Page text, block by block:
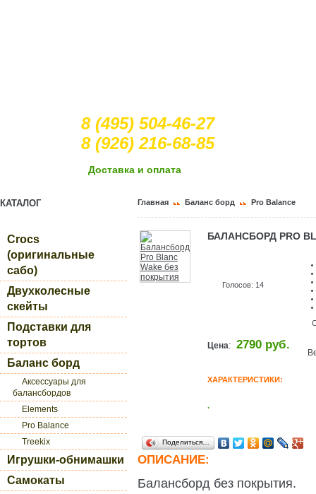
8 (495) 504-46-27
8 (926) 216-68-85
Доcтавка и оплата
КАТАЛОГ
Crocs
(оригинальные
сабо)
Двухколесные
скейты
Подставки для
тортов
Баланс борд
Аксессуары для
балансбордов
Elements
Pro Balance
Treekix
Игрушки-обнимашки
Самокаты
Главная Баланс борд Pro Balance
БАЛАНСБОРД PRO
Голосов: 14
Цена: 2790 руб.
ХАРАКТЕРИСТИКИ:
.
Поделиться…
ОПИСАНИЕ:
Балансборд без покрытия.